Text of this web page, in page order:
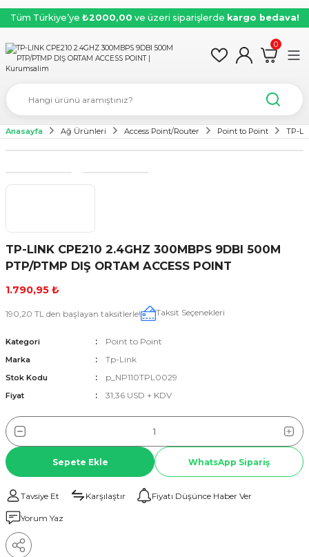
Tüm Türkiye’ye ₺2000,00 ve üzeri siparişlerde kargo bedava!
0
Anasayfa Ağ Ürünleri Access Point/Router Point to Point TP-
TP-LINK CPE210 2.4GHZ 300MBPS 9DBI 500M
PTP/PTMP DIŞ ORTAM ACCESS POINT
1.790,95 ₺
190,20 TL den başlayan taksitlerle! Taksit Seçenekleri
Kategori Point to Point
Marka Tp-Link
Stok Kodu p_NP110TPL0029
Fiyat 31,36 USD + KDV
Sepete Ekle WhatsApp Sipariş
Tavsiye Et Karşılaştır Fiyatı Düşünce Haber Ver
Yorum Yaz